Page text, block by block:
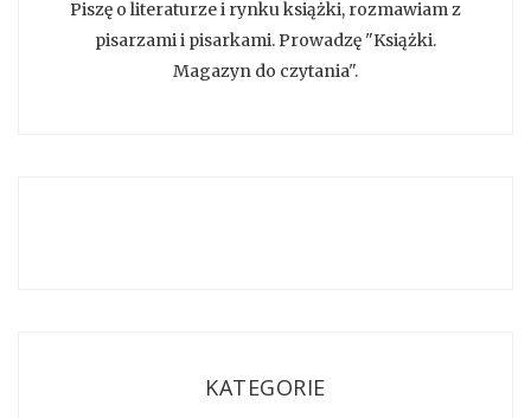
Piszę o literaturze i rynku książki, rozmawiam z
pisarzami i pisarkami. Prowadzę "Książki.
Magazyn do czytania".
KATEGORIE